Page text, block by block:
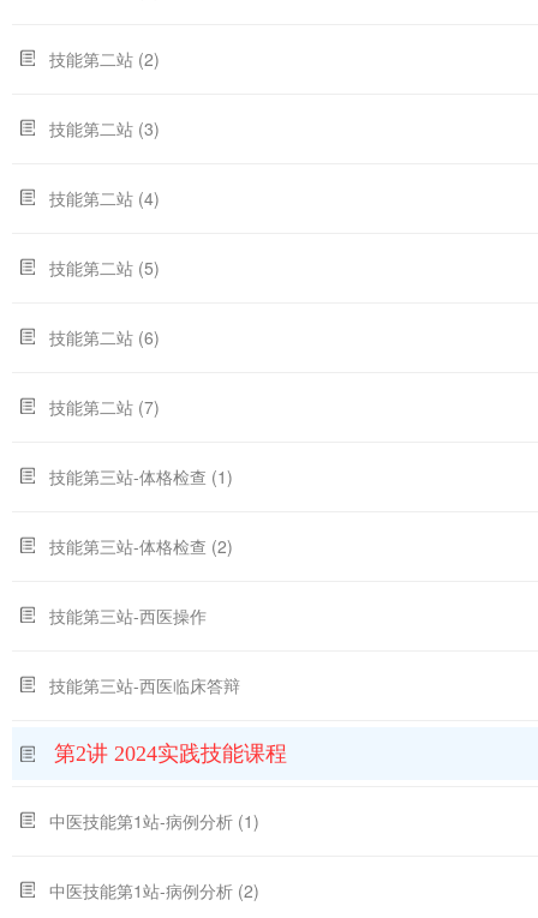
技能第二站 (2)
技能第二站 (3)
技能第二站 (4)
技能第二站 (5)
技能第二站 (6)
技能第二站 (7)
技能第三站-体格检查 (1)
技能第三站-体格检查 (2)
技能第三站-西医操作
技能第三站-西医临床答辩
第2讲 2024实践技能课程
中医技能第1站-病例分析 (1)
中医技能第1站-病例分析 (2)